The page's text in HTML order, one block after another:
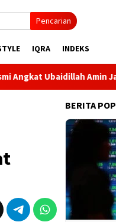
Pencarian
IQRA INDEKS
Amin Jadi
BERITA